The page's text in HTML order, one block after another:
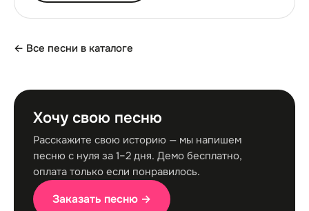
← Все песни в каталоге
Хочу свою песню
Расскажите свою историю — мы напишем
песню с нуля за 1–2 дня. Демо бесплатно,
оплата только если понравилось.
Заказать песню →